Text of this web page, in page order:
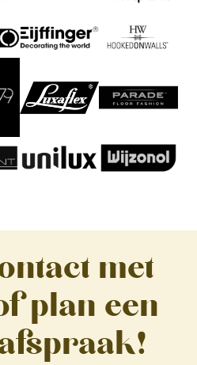
met
plan een